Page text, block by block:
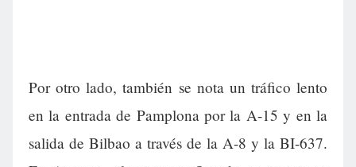
Por otro lado, también se nota un tráfico lento
en la entrada de Pamplona por la A-15 y en la
salida de Bilbao a través de la A-8 y la BI-637.